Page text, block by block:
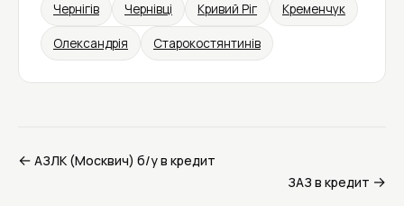
Чернігів Чернівці Кривий Ріг Кременчук
Олександрія Старокостянтинів
← АЗЛК (Москвич) б/у в кредит
ЗАЗ в кредит →